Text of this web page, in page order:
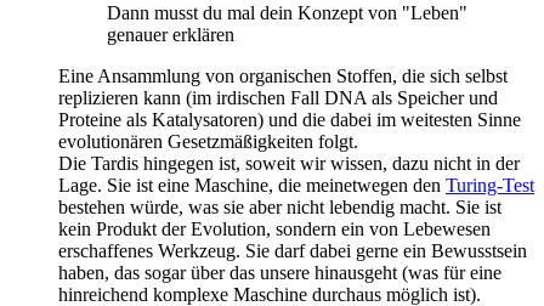
Dann musst du mal dein Konzept von "Leben"
genauer erklären
Eine Ansammlung von organischen Stoffen, die sich selbst
replizieren kann (im irdischen Fall DNA als Speicher und
Proteine als Katalysatoren) und die dabei im weitesten Sinne
evolutionären Gesetzmäßigkeiten folgt.
Die Tardis hingegen ist, soweit wir wissen, dazu nicht in der
Lage. Sie ist eine Maschine, die meinetwegen den Turing-Test
bestehen würde, was sie aber nicht lebendig macht. Sie ist
kein Produkt der Evolution, sondern ein von Lebewesen
erschaffenes Werkzeug. Sie darf dabei gerne ein Bewusstsein
haben, das sogar über das unsere hinausgeht (was für eine
hinreichend komplexe Maschine durchaus möglich ist).